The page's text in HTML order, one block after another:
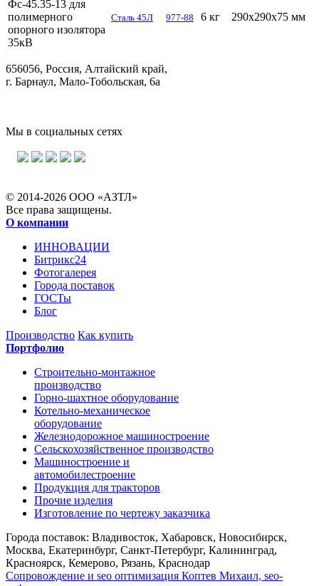
Фс-45.35-13 для
полимерного
опорного изолятора
35кВ
Сталь 45Л 977-88 6 кг 290х290х75 мм
656056, Россия, Алтайский край,
г. Барнаул, Мало-Тобольская, 6а
Мы в социальных сетях
© 2014-2026 ООО «АЗТЛ»
Все права защищены.
О компании
ИННОВАЦИИ
Битрикс24
Фотогалерея
Города поставок
ГОСТы
Блог
Производство Как купить
Портфолио
Строительно-монтажное
производство
Горно-шахтное оборудование
Котельно-механическое
оборудование
Железнодорожное машиностроение
Сельскохозяйственное производство
Машиностроение и
автомобилестроение
Продукция для тракторов
Прочие изделия
Изготовление по чертежу заказчика
Города поставок: Владивосток, Хабаровск, Новосибирск,
Москва, Екатеринбург, Санкт-Петербург, Калининград,
Красноярск, Кемерово, Рязань, Краснодар
Сопровождение и seo оптимизация Коптев Михаил, seo-